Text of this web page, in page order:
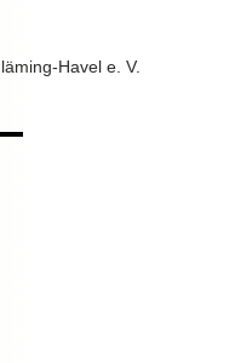
Havel e. V.